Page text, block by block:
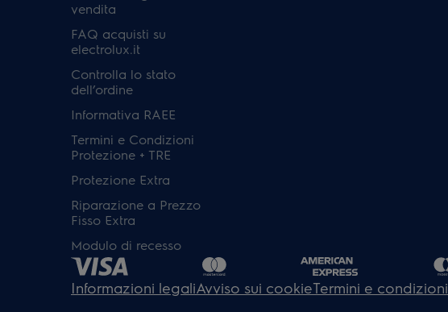
vendita
FAQ acquisti su
electrolux.it
Controlla lo stato
dell’ordine
Informativa RAEE
Termini e Condizioni
Protezione + TRE
Protezione Extra
Riparazione a Prezzo
Fisso Extra
Modulo di recesso
Informazioni legaliAvviso sui cookieTermini e condizioni